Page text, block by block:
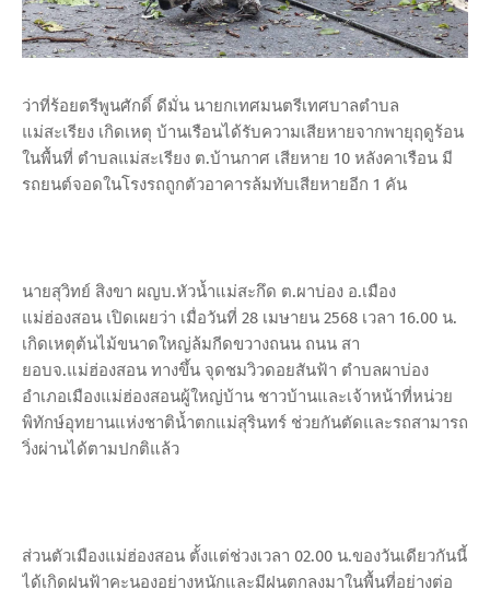
ว่าที่ร้อยตรีพูนศักดิ์ ดีมั่น นายกเทศมนตรีเทศบาลตำบล
แม่สะเรียง เกิดเหตุ บ้านเรือนได้รับความเสียหายจากพายุฤดูร้อน
ในพื้นที่ ตำบลแม่สะเรียง ต.บ้านกาศ เสียหาย 10 หลังคาเรือน มี
รถยนต์จอดในโรงรถถูกตัวอาคารล้มทับเสียหายอีก 1 คัน
นายสุวิทย์ สิงขา ผญบ.หัวน้ำแม่สะกึด ต.ผาบ่อง อ.เมือง
แม่ฮ่องสอน เปิดเผยว่า เมื่อวันที่ 28 เมษายน 2568 เวลา 16.00 น.
เกิดเหตุต้นไม้ขนาดใหญ่ล้มกีดขวางถนน ถนน สา
ยอบจ.แม่ฮ่องสอน ทางขึ้น จุดชมวิวดอยสันฟ้า ตำบลผาบ่อง
อำเภอเมืองแม่ฮ่องสอนผู้ใหญ่บ้าน ชาวบ้านและเจ้าหน้าที่หน่วย
พิทักษ์อุทยานแห่งชาติน้ำตกแม่สุรินทร์ ช่วยกันตัดและรถสามารถ
วิ่งผ่านได้ตามปกติแล้ว
ส่วนตัวเมืองแม่ฮ่องสอน ตั้งแต่ช่วงเวลา 02.00 น.ของวันเดียวกันนี้
ได้เกิดฝนฟ้าคะนองอย่างหนักและมีฝนตกลงมาในพื้นที่อย่างต่อ